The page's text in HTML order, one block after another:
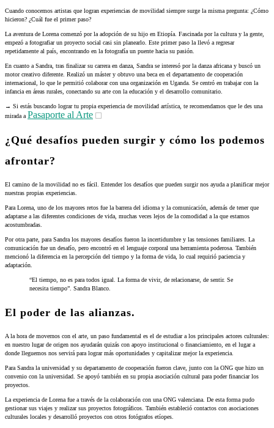
Cuando conocemos artistas que logran experiencias de movilidad siempre surge la misma pregunta: ¿Cómo
hicieron? ¿Cuál fue el primer paso?
La aventura de Lorena comenzó por la adopción de su hijo en Etiopía. Fascinada por la cultura y la gente,
empezó a fotografiar un proyecto social casi sin planearlo. Este primer paso la llevó a regresar
repetidamente al país, encontrando en la fotografía un puente hacia su pasión.
En cuanto a Sandra, tras finalizar su carrera en danza, Sandra se interesó por la danza africana y buscó un
motor creativo diferente. Realizó un máster y obtuvo una beca en el departamento de cooperación
internacional, lo que le permitió colaborar con una organización en Uganda. Se centró en trabajar con la
infancia en áreas rurales, conectando su arte con la educación y el desarrollo comunitario.
→ Si estás buscando lograr tu propia experiencia de movilidad artística, te recomendamos que le des una
mirada aPasaporte al Arte
¿Qué desafíos pueden surgir y cómo los podemos
afrontar?
El camino de la movilidad no es fácil. Entender los desafíos que pueden surgir nos ayuda a planificar mejor
nuestras propias experiencias.
Para Lorena, uno de los mayores retos fue la barrera del idioma y la comunicación, además de tener que
adaptarse a las diferentes condiciones de vida, muchas veces lejos de la comodidad a la que estamos
acostumbradas.
Por otra parte, para Sandra los mayores desafíos fueron la incertidumbre y las tensiones familiares. La
comunicación fue un desafío, pero encontró en el lenguaje corporal una herramienta poderosa. También
mencionó la diferencia en la percepción del tiempo y la forma de vida, lo cual requirió paciencia y
adaptación.
“El tiempo, no es para todos igual. La forma de vivir, de relacionarse, de sentir. Se
necesita tiempo”. Sandra Blanco.
El poder de las alianzas.
A la hora de movernos con el arte, un paso fundamental es el de estudiar a los principales actores culturales:
en nuestro lugar de origen nos ayudarán quizás con apoyo institucional o financiamiento, en el lugar a
donde lleguemos nos servirá para lograr más oportunidades y capitalizar mejor la experiencia.
Para Sandra la universidad y su departamento de cooperación fueron clave, junto con la ONG que hizo un
convenio con la universidad. Se apoyó también en su propia asociación cultural para poder financiar los
proyectos.
La experiencia de Lorena fue a través de la colaboración con una ONG valenciana. De esta forma pudo
gestionar sus viajes y realizar sus proyectos fotográficos. También estableció contactos con asociaciones
culturales locales y desarrolló proyectos con otros fotógrafos etíopes.